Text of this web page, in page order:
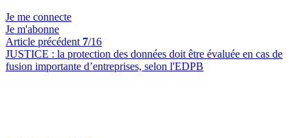
Je me connecte
Je m'abonne
Article précédent 7/16
JUSTICE : la protection des données doit être évaluée en cas de
fusion importante d’entreprises, selon l'EDPB